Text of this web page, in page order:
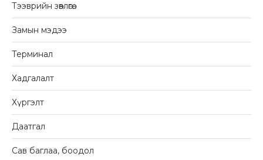
Тээврийн зөвлөгөө
Замын мэдээ
Терминал
Хадгалалт
Хүргэлт
Даатгал
Сав баглаа, боодол